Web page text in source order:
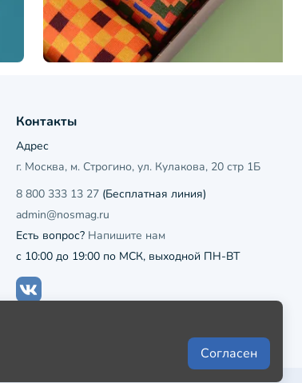
Контакты
Адрес
г. Москва, м. Строгино, ул. Кулакова, 20 стр 1Б
8 800 333 13 27(Бесплатная линия)
admin@nosmag.ru
Есть вопрос? Напишите нам
с 10:00 до 19:00 по МСК, выходной ПН-ВТ
Согласен